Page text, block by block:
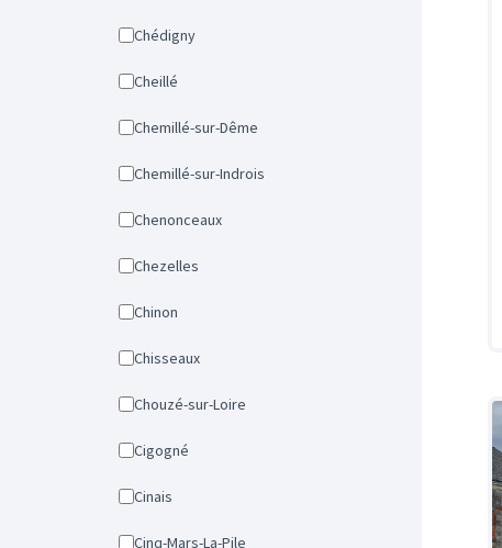
Chédigny
Cheillé
Chemillé-sur-Dême
Chemillé-sur-Indrois
Chenonceaux
Chezelles
Chinon
Chisseaux
Chouzé-sur-Loire
Cigogné
Cinais
Cinq-Mars-La-Pile